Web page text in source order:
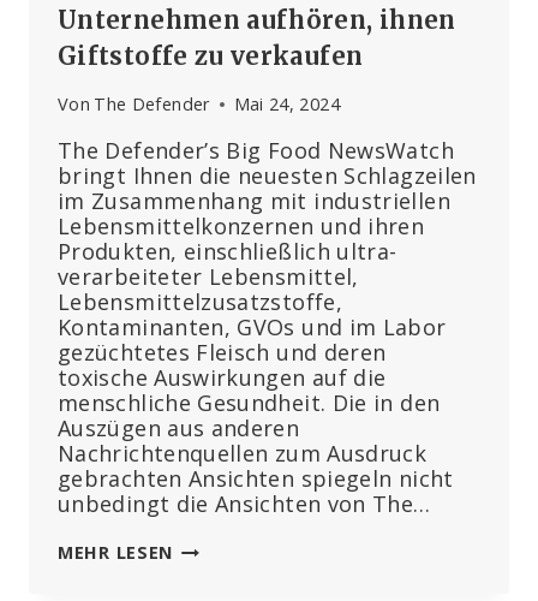
Unternehmen aufhören, ihnen
Giftstoffe zu verkaufen
Von The Defender Mai 24, 2024
The Defender’s Big Food NewsWatch
bringt Ihnen die neuesten Schlagzeilen
im Zusammenhang mit industriellen
Lebensmittelkonzernen und ihren
Produkten, einschließlich ultra-
verarbeiteter Lebensmittel,
Lebensmittelzusatzstoffe,
Kontaminanten, GVOs und im Labor
gezüchtetes Fleisch und deren
toxische Auswirkungen auf die
menschliche Gesundheit. Die in den
Auszügen aus anderen
Nachrichtenquellen zum Ausdruck
gebrachten Ansichten spiegeln nicht
unbedingt die Ansichten von The…
MEHR LESEN WENN